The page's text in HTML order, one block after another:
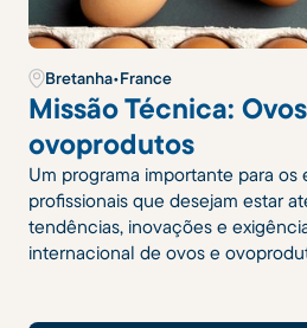
Bretanha•France
Missão Técnica:
ovoprodutos
Um programa importante para
profissionais que desejam estar
tendências, inovações e
internacional de ovos e